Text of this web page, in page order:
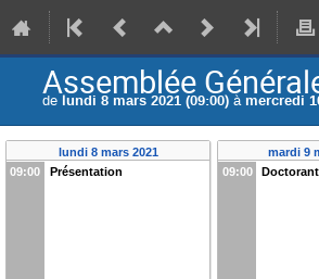
Assemblée
de lundi 8 mars 2021 (09:00) àmercredi
lundi 8 mars 2021
09:00
Présentation
mardi 9
09:00